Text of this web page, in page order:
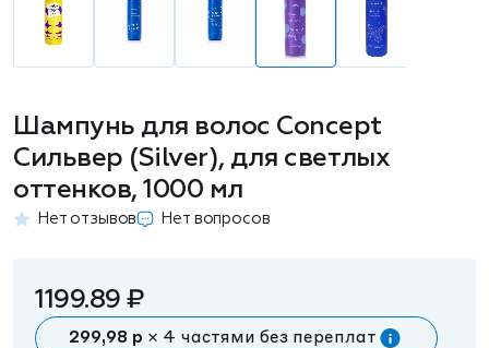
Шампунь для волос Concept
Сильвер (Silver), для светлых
оттенков, 1000 мл
Нет отзывов Нет вопросов
1199.89 ₽
299,98 р × 4 частями без переплат